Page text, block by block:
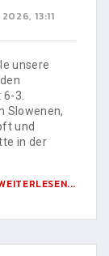
13:11
unsere
6-3.
Slowenen,
und
in der